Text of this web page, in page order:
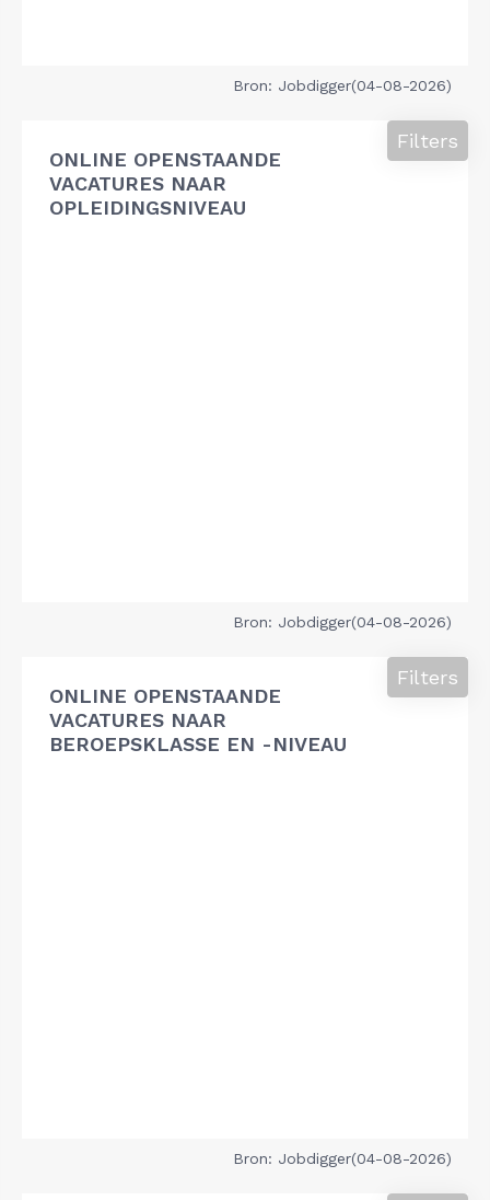
Bron: Jobdigger(04-08-2026)
ONLINE OPENSTAANDE
VACATURES NAAR
OPLEIDINGSNIVEAU
Filters
Bron: Jobdigger(04-08-2026)
ONLINE OPENSTAANDE
VACATURES NAAR
BEROEPSKLASSE EN -NIVEAU
Filters
Bron: Jobdigger(04-08-2026)